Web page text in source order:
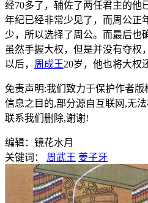
经70多了，辅佐了两任君主的他
年纪已经非常少见了，而周公正
少，所以选择了周公。而最后也
虽然手握大权，但是并没有夺权
以后， 周成王20岁，他也将大权
免责声明:我们致力于保护作者
信息之目的,部分源自互联网,无
联系我们删除,谢谢!
编辑：镜花水月
关键词： 周武王 姜子牙